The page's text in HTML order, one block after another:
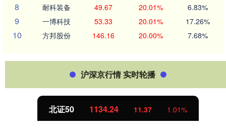
8 耐科装备 49.67 20.01% 6.83%
9 一博科技 53.33 20.01% 17.26%
10 方邦股份 146.16 20.00% 7.68%
沪深京行情 实时轮播
北证50 1134.24 11.37 1.01%